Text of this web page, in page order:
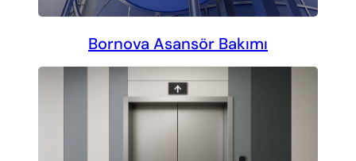
Bornova Asansör Bakımı